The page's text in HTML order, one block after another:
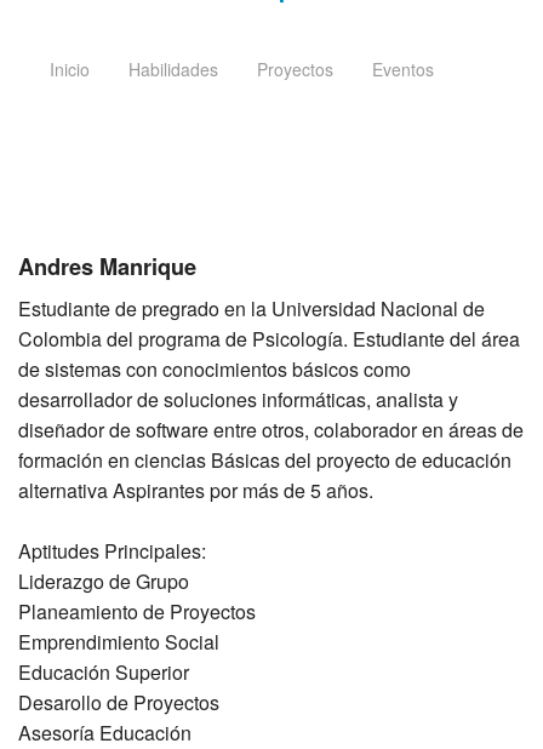
Inicio Habilidades Proyectos Eventos
Andres Manrique
Estudiante de pregrado en la Universidad Nacional de
Colombia del programa de Psicología. Estudiante del área
de sistemas con conocimientos básicos como
desarrollador de soluciones informáticas, analista y
diseñador de software entre otros, colaborador en áreas de
formación en ciencias Básicas del proyecto de educación
alternativa Aspirantes por más de 5 años.
Aptitudes Principales:
Liderazgo de Grupo
Planeamiento de Proyectos
Emprendimiento Social
Educación Superior
Desarollo de Proyectos
Asesoría Educación